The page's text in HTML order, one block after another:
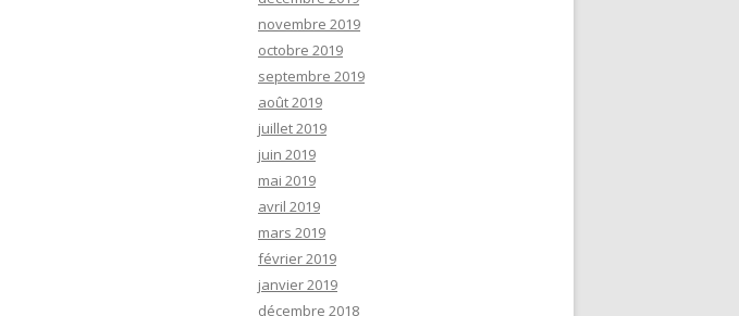
novembre 2019
octobre 2019
septembre 2019
août 2019
juillet 2019
juin 2019
mai 2019
avril 2019
mars 2019
février 2019
janvier 2019
décembre 2018